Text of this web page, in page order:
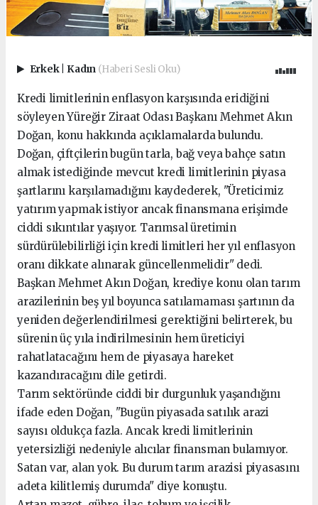
Erkek Kadın (Haberi Sesli Oku)
Kredi limitlerinin enflasyon karşısında eridiğini
söyleyen Yüreğir Ziraat Odası Başkanı Mehmet Akın
Doğan, konu hakkında açıklamalarda bulundu.
Doğan, çiftçilerin bugün tarla, bağ veya bahçe satın
almak istediğinde mevcut kredi limitlerinin piyasa
şartlarını karşılamadığını kaydederek, "Üreticimiz
yatırım yapmak istiyor ancak finansmana erişimde
ciddi sıkıntılar yaşıyor. Tarımsal üretimin
sürdürülebilirliği için kredi limitleri her yıl enflasyon
oranı dikkate alınarak güncellenmelidir" dedi.
Başkan Mehmet Akın Doğan, krediye konu olan tarım
arazilerinin beş yıl boyunca satılamaması şartının da
yeniden değerlendirilmesi gerektiğini belirterek, bu
sürenin üç yıla indirilmesinin hem üreticiyi
rahatlatacağını hem de piyasaya hareket
kazandıracağını dile getirdi.
Tarım sektöründe ciddi bir durgunluk yaşandığını
ifade eden Doğan, "Bugün piyasada satılık arazi
sayısı oldukça fazla. Ancak kredi limitlerinin
yetersizliği nedeniyle alıcılar finansman bulamıyor.
Satan var, alan yok. Bu durum tarım arazisi piyasasını
adeta kilitlemiş durumda" diye konuştu.